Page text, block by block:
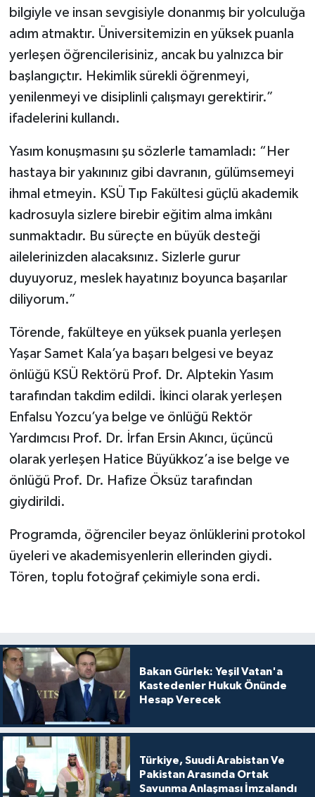
bilgiyle ve insan sevgisiyle donanmış bir yolculuğa
adım atmaktır. Üniversitemizin en yüksek puanla
yerleşen öğrencilerisiniz, ancak bu yalnızca bir
başlangıçtır. Hekimlik sürekli öğrenmeyi,
yenilenmeyi ve disiplinli çalışmayı gerektirir.”
ifadelerini kullandı.
Yasım konuşmasını şu sözlerle tamamladı: “Her
hastaya bir yakınınız gibi davranın, gülümsemeyi
ihmal etmeyin. KSÜ Tıp Fakültesi güçlü akademik
kadrosuyla sizlere birebir eğitim alma imkânı
sunmaktadır. Bu süreçte en büyük desteği
ailelerinizden alacaksınız. Sizlerle gurur
duyuyoruz, meslek hayatınız boyunca başarılar
diliyorum.”
Törende, fakülteye en yüksek puanla yerleşen
Yaşar Samet Kala’ya başarı belgesi ve beyaz
önlüğü KSÜ Rektörü Prof. Dr. Alptekin Yasım
tarafından takdim edildi. İkinci olarak yerleşen
Enfalsu Yozcu’ya belge ve önlüğü Rektör
Yardımcısı Prof. Dr. İrfan Ersin Akıncı, üçüncü
olarak yerleşen Hatice Büyükkoz’a ise belge ve
önlüğü Prof. Dr. Hafize Öksüz tarafından
giydirildi.
Programda, öğrenciler beyaz önlüklerini protokol
üyeleri ve akademisyenlerin ellerinden giydi.
Tören, toplu fotoğraf çekimiyle sona erdi.
Bakan Gürlek: Yeşil Vatan'a
Kastedenler Hukuk Önünde
Hesap Verecek
Türkiye, Suudi Arabistan Ve
Pakistan Arasında Ortak
Savunma Anlaşması İmzalandı